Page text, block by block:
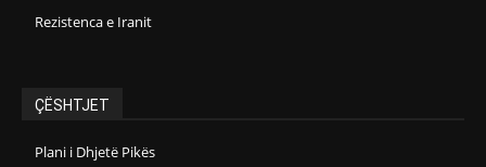
Rezistenca e Iranit
ÇËSHTJET
Plani i Dhjetë Pikës